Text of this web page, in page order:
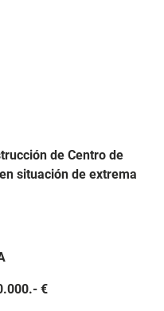
de Centro de
situación de extrema
€